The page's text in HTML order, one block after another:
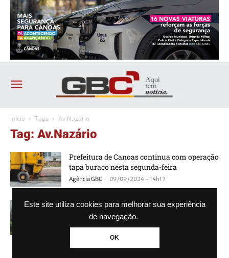
Este site utiliza cookies para melhorar sua experiência
de navegação.
OK
Início Tags Av.Nazário
Tag: Av.Nazário
Prefeitura de Canoas continua com operação
tapa buraco nesta segunda-feira
Agência GBC - 09/09/2024 - 14h17
Bombeiros combatem novamente incêndio
no Guajuviras em Canoas
Agência GBC - 31/07/2024 - 19h04